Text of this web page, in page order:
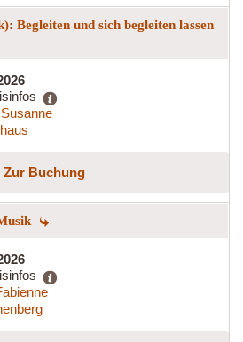
Begleiten und sich begleiten lassen
Zur Buchung